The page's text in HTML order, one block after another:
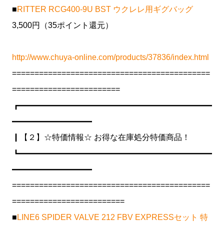
■RITTER RCG400-9U BST ウクレレ用ギグバッグ
3,500円（35ポイント還元）
http://www.chuya-online.com/products/37836/index.html
============================================
========================
┏━━━━━━━━━━━━━━━━━━━━━━━━
━━━━━━━━━━
┃【２】☆特価情報☆ お得な在庫処分特価商品！
┗━━━━━━━━━━━━━━━━━━━━━━━━
━━━━━━━━━━
============================================
=========================
■ LINE6 SPIDER VALVE 212 FBV EXPRESSセット 特